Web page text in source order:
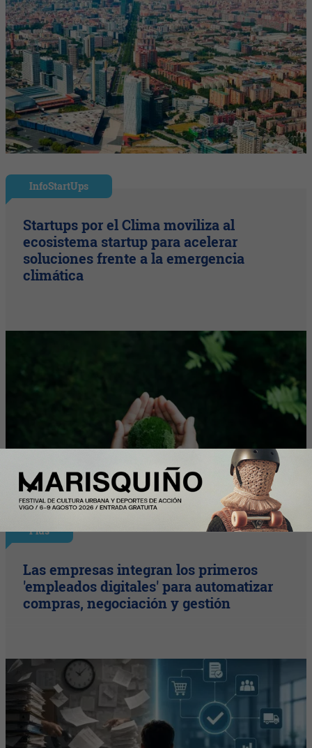
InfoStartUps
Startups por el Clima moviliza al
ecosistema startup para acelerar
soluciones frente a la emergencia
climática
Plus
Las empresas integran los primeros
'empleados digitales' para automatizar
compras, negociación y gestión